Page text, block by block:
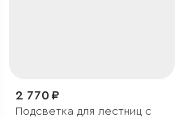
2 770 ₽
Подсветка для лестниц с